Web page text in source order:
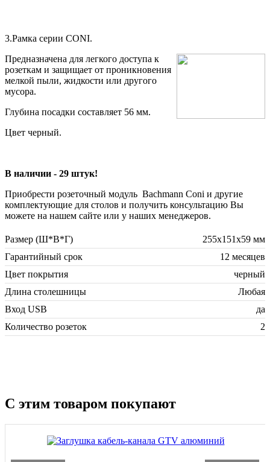
3.Рамка серии CONI.
Предназначена для легкого доступа к
розеткам и защищает от проникновения
мелкой пыли, жидкости или другого
мусора.
Глубина посадки составляет 56 мм.
Цвет черный.
В наличии - 29 штук!
Приобрести розеточный модуль Bachmann Coni и другие
комплектующие для столов и получить консультацию Вы
можете на нашем сайте или у наших менеджеров.
Размер (Ш*В*Г)
255х151х59 мм
Гарантийный срок
12 месяцев
Цвет покрытия
черный
Длина столешницы
Любая
Вход USB
да
Количество розеток
2
С этим товаром покупают